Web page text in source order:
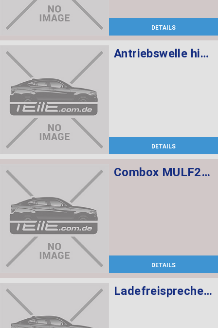
DETAILS
Antriebswelle hinten links
DETAILS
Combox MULF2 High Basis SVS
DETAILS
Ladefreisprechelektronik High